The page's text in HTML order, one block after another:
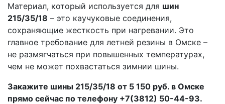
Материал, который используется для шин
215/35/18 – это каучуковые соединения,
сохраняющие жесткость при нагревании. Это
главное требование для летней резины в Омске –
не размягчаться при повышенных температурах,
чем не может похвастаться зимнии шины.
Закажите шины 215/35/18 от 5 150 руб. в Омске
прямо сейчас по телефону +7(3812) 50-44-93.